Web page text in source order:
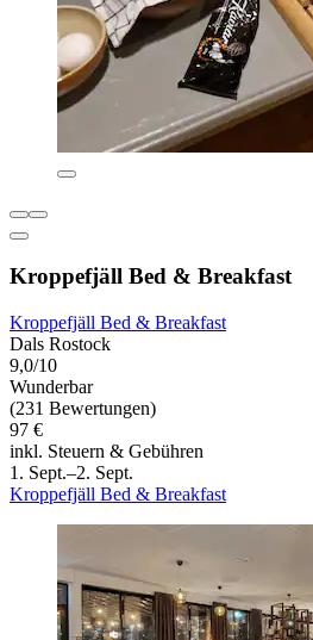
Kroppefjäll Bed & Breakfast
Kroppefjäll Bed & Breakfast
Dals Rostock
9,0/10
Wunderbar
(231 Bewertungen)
97 €
inkl. Steuern & Gebühren
1. Sept.–2. Sept.
Kroppefjäll Bed & Breakfast